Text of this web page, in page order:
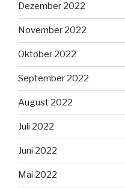
Dezember 2022
November 2022
Oktober 2022
September 2022
August 2022
Juli 2022
Juni 2022
Mai 2022